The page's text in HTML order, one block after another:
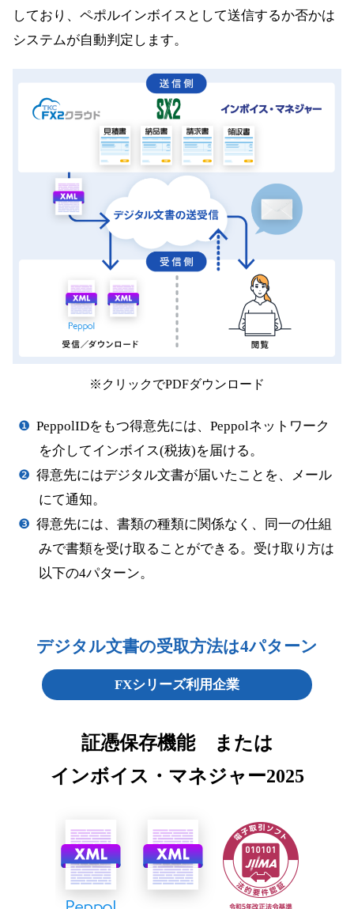
しており、ペポルインボイスとして送信するか否かは
システムが自動判定します。
※クリックでPDFダウンロード
PeppolIDをもつ得意先には、Peppolネットワーク
を介してインボイス(税抜)を届ける。
得意先にはデジタル文書が届いたことを、メール
にて通知。
得意先には、書類の種類に関係なく、同一の仕組
みで書類を受け取ることができる。受け取り方は
以下の4パターン。
デジタル文書の受取方法は4パターン
FXシリーズ利用企業
証憑保存機能 または
インボイス・マネジャー2025